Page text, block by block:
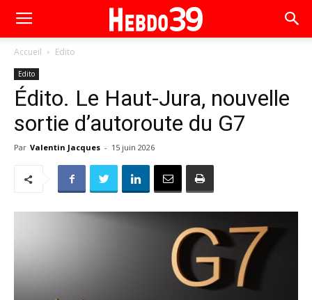
Accueil Edito
Edito
Édito. Le Haut-Jura, nouvelle
sortie d’autoroute du G7
Par Valentin Jacques - 15 juin 2026